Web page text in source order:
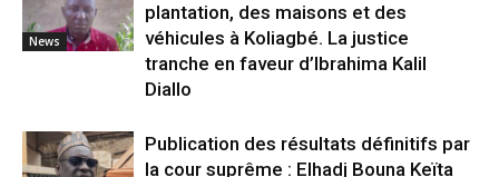
News
plantation, des maisons et des
véhicules à Koliagbé. La justice
tranche en faveur d’Ibrahima Kalil
Diallo
Publication des résultats définitifs par
la cour suprême : Elhadj Bouna Keïta